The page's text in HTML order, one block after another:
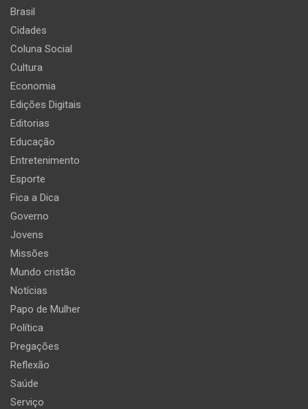
Brasil
Cidades
Coluna Social
Cultura
Economia
Edições Digitais
Editorias
Educação
Entretenimento
Esporte
Fica a Dica
Governo
Jovens
Missões
Mundo cristão
Notícias
Papo de Mulher
Política
Pregações
Reflexão
Saúde
Serviço